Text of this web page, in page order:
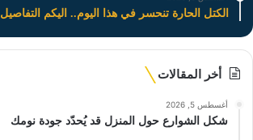
الكتل الحارة تنحسر في هذا اليوم.. اليكم التفاصيل
أخر المقالات
أغسطس 5, 2026
شكل الشوارع حول المنزل قد يُحدّد جودة نومك